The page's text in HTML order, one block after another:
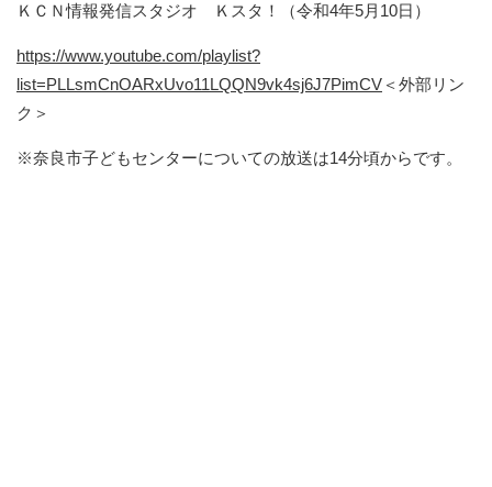
ＫＣＮ情報発信スタジオ Ｋスタ！（令和4年5月10日）
https://www.youtube.com/playlist?
list=PLLsmCnOARxUvo11LQQN9vk4sj6J7PimCV ＜外部リン
ク＞
※奈良市子どもセンターについての放送は14分頃からです。